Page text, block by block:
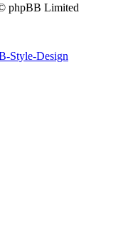
phpBB Limited
Style-Design